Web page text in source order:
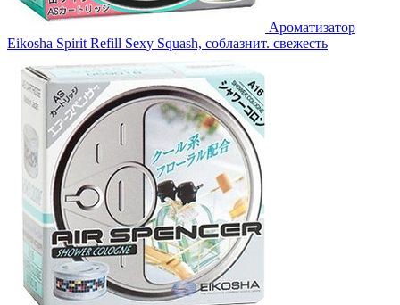
Ароматизатор
Eikosha Spirit Refill Sexy Squash, соблазнит. свежесть